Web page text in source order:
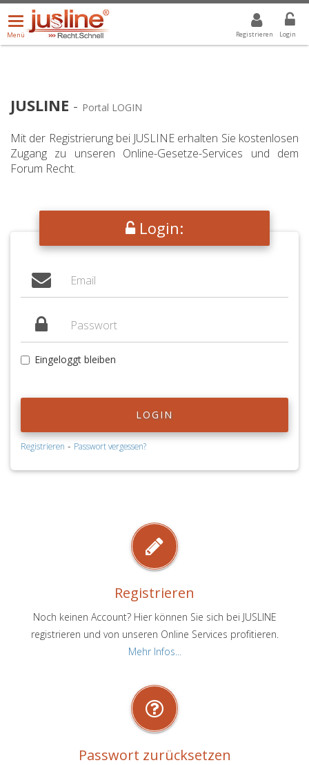
Registrieren Login
Menü
öffnen/schließen
Menü
ALLE DROPDOWN: GEWÄHLTER WERT IST ALLE
JUSLINE - Portal LOGIN
Mit der Registrierung bei JUSLINE erhalten Sie kostenlosen
Zugang zu unseren Online-Gesetze-Services und dem
Forum Recht.
Login:
Eingeloggt bleiben
LOGIN
Registrieren - Passwort vergessen?
Registrieren
Noch keinen Account? Hier können Sie sich bei JUSLINE
registrieren und von unseren Online Services profitieren.
Mehr Infos...
Passwort zurücksetzen